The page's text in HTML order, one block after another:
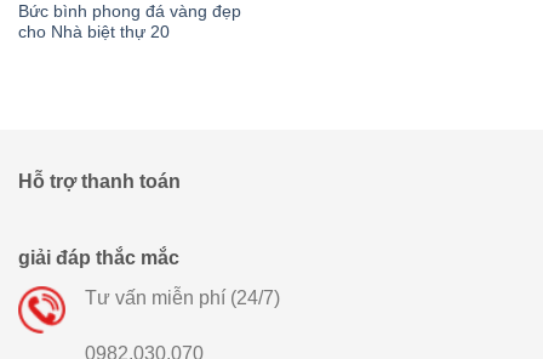
Bức bình phong đá vàng đẹp
cho Nhà biệt thự 20
Hỗ trợ thanh toán
giải đáp thắc mắc
Tư vấn miễn phí (24/7)
0982.030.070